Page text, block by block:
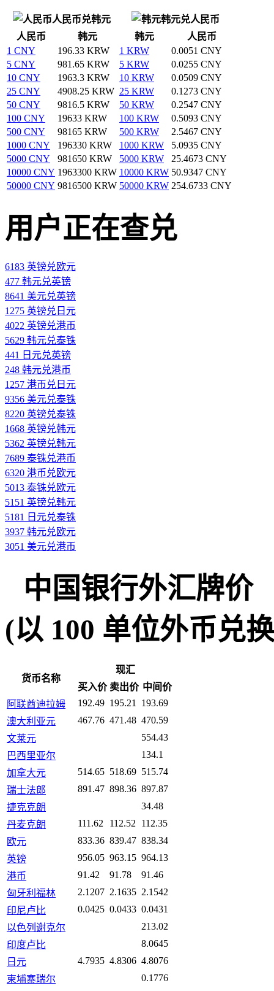
人民币兑韩元
韩元兑人民币
人民币
韩元 韩元
人民币
1 CNY
196.33 KRW 1 KRW
0.0051 CNY
5 CNY
981.65 KRW 5 KRW
0.0255 CNY
10 CNY
1963.3 KRW 10 KRW
0.0509 CNY
25 CNY
4908.25 KRW 25 KRW
0.1273 CNY
50 CNY
9816.5 KRW 50 KRW
0.2547 CNY
100 CNY
19633 KRW 100 KRW
0.5093 CNY
500 CNY
98165 KRW 500 KRW
2.5467 CNY
1000 CNY
196330 KRW 1000 KRW
5.0935 CNY
5000 CNY
981650 KRW 5000 KRW
25.4673 CNY
10000 CNY 1963300 KRW 10000 KRW 50.9347 CNY
50000 CNY 9816500 KRW 50000 KRW 254.6733 CNY
用户正在查兑
6183 英镑兑欧元
477 韩元兑英镑
8641 美元兑英镑
1275 英镑兑日元
4022 英镑兑港币
5629 韩元兑泰铢
441 日元兑英镑
248 韩元兑港币
1257 港币兑日元
9356 美元兑泰铢
8220 英镑兑泰铢
1668 英镑兑韩元
5362 英镑兑韩元
7689 泰铢兑港币
6320 港币兑欧元
5013 泰铢兑欧元
5151 英镑兑韩元
5181 日元兑泰铢
3937 韩元兑欧元
3051 美元兑港币
中国银行外汇牌价
(以 100 单位外币兑
货币名称
现汇
买入价 卖出价 中间价
阿联酋迪拉姆
192.49 195.21
193.69
澳大利亚元
467.76 471.48 470.59
文莱元
554.43
巴西里亚尔
134.1
加拿大元
514.65 518.69 515.74
瑞士法郎
891.47 898.36 897.87
捷克克朗
34.48
丹麦克朗
111.62 112.52
112.35
欧元
833.36 839.47 838.34
英镑
956.05 963.15 964.13
港币
91.42 91.78
91.46
匈牙利福林
2.1207 2.1635 2.1542
印尼卢比
0.0425 0.0433 0.0431
以色列谢克尔
213.02
印度卢比
8.0645
日元
4.7935 4.8306 4.8076
柬埔寨瑞尔
0.1776